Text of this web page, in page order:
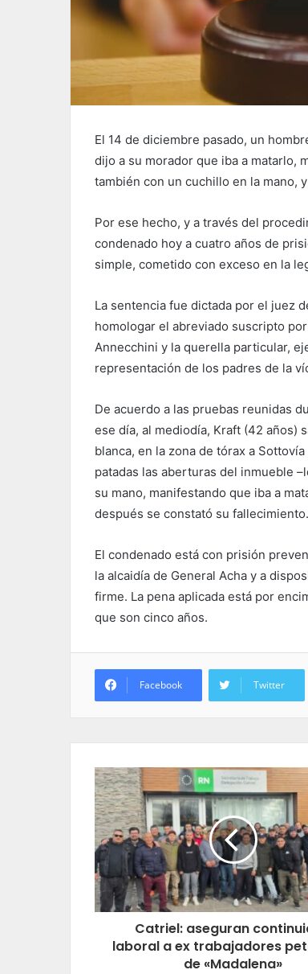
El 14 de diciembre pasado, un
dijo a su morador que iba a matarlo,
también con un cuchillo en la mano,
Por ese hecho, y a través del
condenado hoy a cuatro años de
simple, cometido con exceso en la
La sentencia fue dictada por el juez
homologar el abreviado suscripto
Annecchini y la querella particular,
representación de los padres de la
De acuerdo a las pruebas reunidas
ese día, al mediodía, Kraft (42 años)
blanca, en la zona de tórax a
patadas las aberturas del inmueble
su mano, manifestando que iba a
después se constató su fallecimiento.
El condenado está con prisión
la alcaidía de General Acha y a
firme. La pena aplicada está por
que son cinco años.
Facebook Twitter
Catriel: aseguran
laboral a ex trabajadores
de «Madalena»